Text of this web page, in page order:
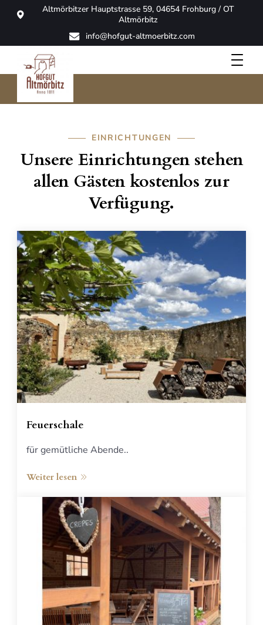
Altmörbitzer Hauptstrasse 59, 04654 Frohburg / OT
Altmörbitz
info@hofgut-altmoerbitz.com
Hofgut Altmörbitz
Facilities
EINRICHTUNGEN
Unsere Einrichtungen stehen
allen Gästen kostenlos zur
Verfügung.
Feuerschale
für gemütliche Abende..
Weiter lesen